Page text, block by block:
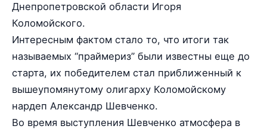
Днепропетровской области Игоря
Коломойского.
Интересным фактом стало то, что итоги так
называемых “праймериз” были известны еще до
старта, их победителем стал приближенный к
вышеупомянутому олигарху Коломойскому
нардеп Александр Шевченко.
Во время выступления Шевченко атмосфера в